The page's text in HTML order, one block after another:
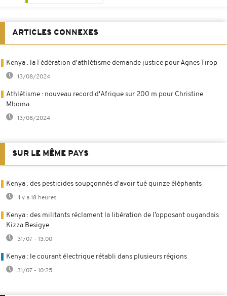
ARTICLES CONNEXES
Kenya : la Fédération d'athlétisme demande justice pour Agnes Tirop
13/08/2024
Athlétisme : nouveau record d'Afrique sur 200 m pour Christine
Mboma
13/08/2024
SUR LE MÊME PAYS
Kenya : des pesticides soupçonnés d'avoir tué quinze éléphants
Il y a 18 heures
Kenya : des militants réclament la libération de l’opposant ougandais
Kizza Besigye
31/07 - 13:00
Kenya : le courant électrique rétabli dans plusieurs régions
31/07 - 10:25